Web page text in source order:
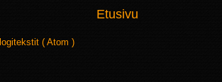
Etusivu
( Atom )